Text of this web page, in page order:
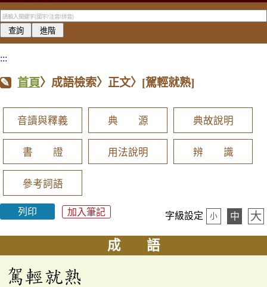
:::
首頁〉成語檢索〉正文〉 [駕輕就熟]
音讀與釋義 典 源 典故說明
書 證 用法說明 辨 識
參考詞語
列印 加入筆記 字級設定 小 中 大
成 語
駕輕就熟